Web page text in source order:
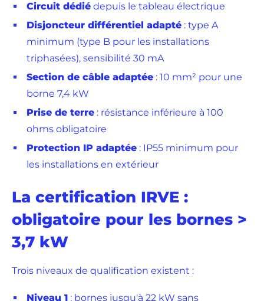
Circuit dédié depuis le tableau électrique
Disjoncteur différentiel adapté : type A
minimum (type B pour les installations
triphasées), sensibilité 30 mA
Section de câble adaptée : 10 mm² pour une
borne 7,4 kW
Prise de terre : résistance inférieure à 100
ohms obligatoire
Protection IP adaptée : IP55 minimum pour
les installations en extérieur
La certification IRVE :
obligatoire pour les bornes >
3,7 kW
Trois niveaux de qualification existent :
Niveau 1 : bornes jusqu'à 22 kW sans